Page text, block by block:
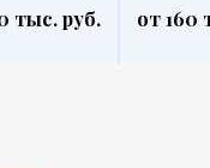
тыс. руб. от 160